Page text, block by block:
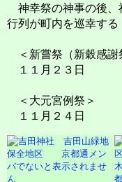
神幸祭の神事の後、
行列が町内を巡幸する
＜新嘗祭（新穀感謝
１１月２３日
＜大元宮例祭＞
１１月２４日